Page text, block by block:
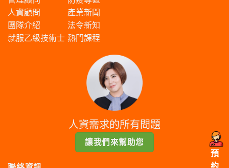
人資顧問
團隊介紹
就服乙級技術士
產業新聞
法令新知
熱門課程
人資需求的所有問題
讓我們來幫助您
預
約